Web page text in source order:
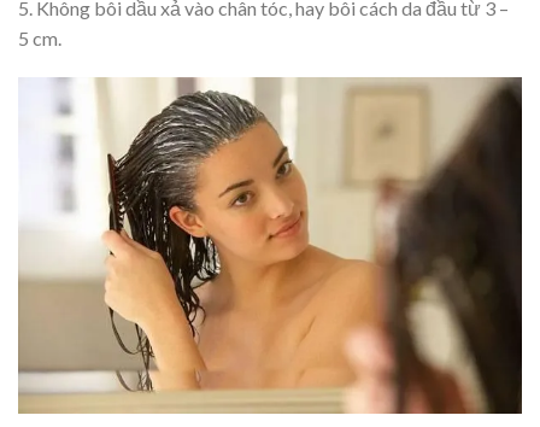
5. Không bôi dầu xả vào chân tóc, hay bôi cách da đầu từ 3 –
5 cm.